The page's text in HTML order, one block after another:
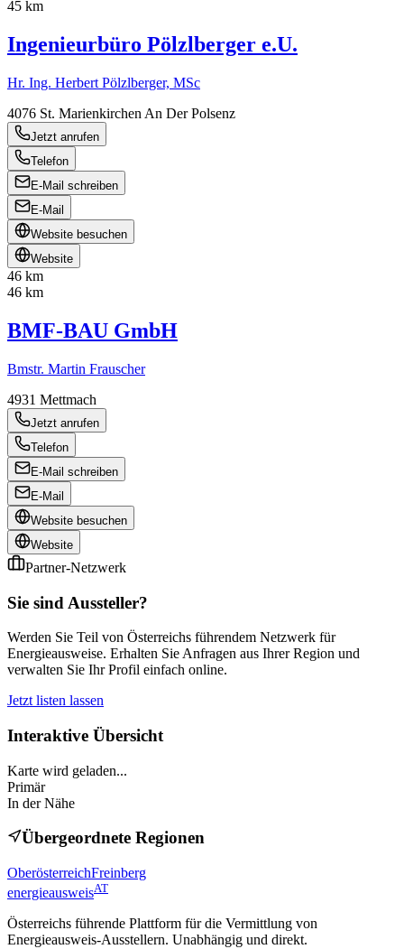
45 km
Ingenieurbüro Pölzlberger e.U.
Hr. Ing. Herbert Pölzlberger, MSc
4076 St. Marienkirchen An Der Polsenz
Jetzt anrufen
Telefon
E-Mail schreiben
E-Mail
Website besuchen
Website
46 km
46 km
BMF-BAU GmbH
Bmstr. Martin Frauscher
4931 Mettmach
Jetzt anrufen
Telefon
E-Mail schreiben
E-Mail
Website besuchen
Website
Partner-Netzwerk
Sie sind Aussteller?
Werden Sie Teil von Österreichs führendem Netzwerk für
Energieausweise. Erhalten Sie Anfragen aus Ihrer Region und
verwalten Sie Ihr Profil einfach online.
Jetzt listen lassen
Interaktive Übersicht
Karte wird geladen...
Primär
In der Nähe
Übergeordnete Regionen
OberösterreichFreinberg
energieausweisAT
Österreichs führende Plattform für die Vermittlung von
Energieausweis-Ausstellern. Unabhängig und direkt.